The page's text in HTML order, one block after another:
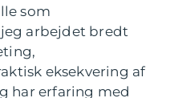
som
arbejdet bredt
eksekvering af
har erfaring med